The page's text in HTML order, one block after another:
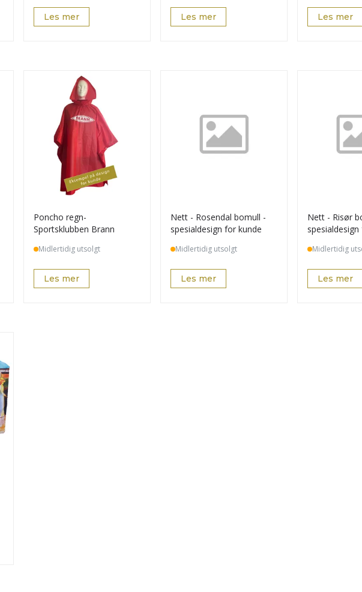
Les mer Les mer Les mer
Poncho regn-
Sportsklubben Brann
Midlertidig utsolgt
Les mer
Nett - Rosendal bomull -
spesialdesign for kunde
Midlertidig utsolgt
Les mer
Nett - Risør
Midlertidig
Les mer